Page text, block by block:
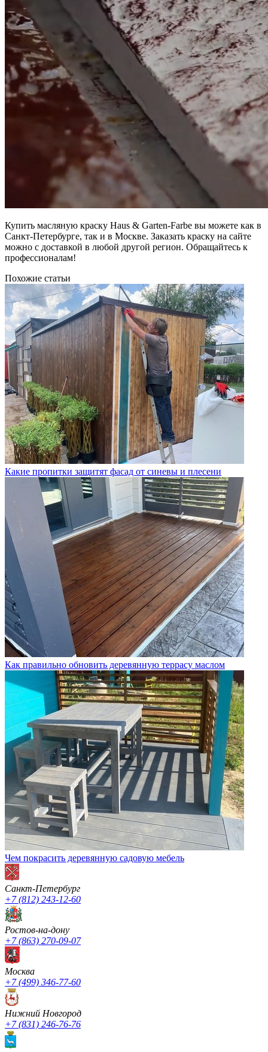
Купить масляную краску Haus & Garten-Farbe вы можете как в
Санкт-Петербурге, так и в Москве. Заказать краску на сайте
можно с доставкой в любой другой регион. Обращайтесь к
профессионалам!
Похожие статьи
Какие пропитки защитят фасад от синевы и плесени
Как правильно обновить деревянную террасу маслом
Чем покрасить деревянную садовую мебель
Санкт-Петербург
+7 (812) 243-12-60
Ростов-на-дону
+7 (863) 270-09-07
Москва
+7 (499) 346-77-60
Нижний Новгород
+7 (831) 246-76-76